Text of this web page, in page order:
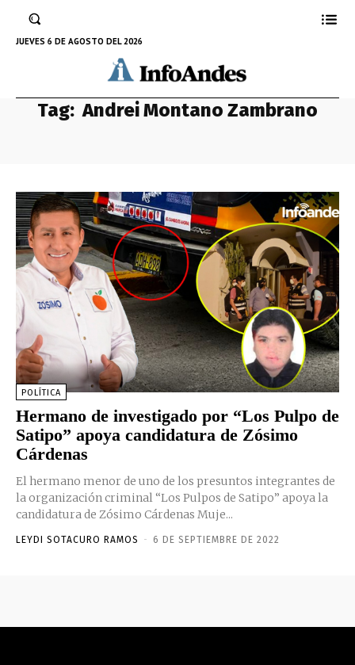
JUEVES 6 DE AGOSTO DEL 2026
Tag: Andrei Montano Zambrano
POLÍTICA
Hermano de investigado por “Los Pulpo de
Satipo” apoya candidatura de Zósimo
Cárdenas
El hermano menor de uno de los presuntos integrantes de
la organización criminal “Los Pulpos de Satipo” apoya la
candidatura de Zósimo Cárdenas Muje...
LEYDI SOTACURO RAMOS - 6 DE SEPTIEMBRE DE 2022